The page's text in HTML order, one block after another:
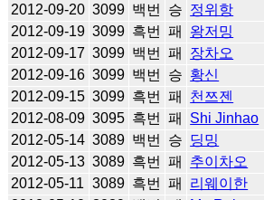
2012-09-20 3099 백번 승 정위항
2012-09-19 3099 흑번 패 왕저밍
2012-09-17 3099 백번 패 장차오
2012-09-16 3099 백번 승 황신
2012-09-15 3099 흑번 패 천쯔젠
2012-08-09 3095 흑번 패 Shi Jinhao
2012-05-14 3089 백번 승 딩밍
2012-05-13 3089 흑번 패 추이차오
2012-05-11 3089 흑번 패 리웨이한